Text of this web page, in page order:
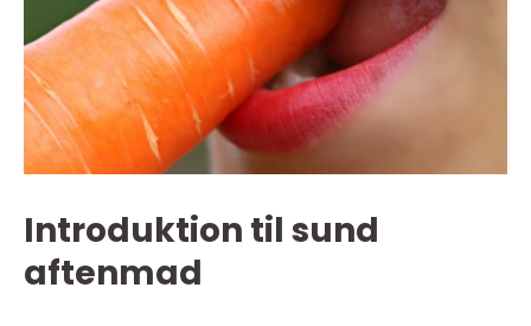
Introduktion til sund
aftenmad